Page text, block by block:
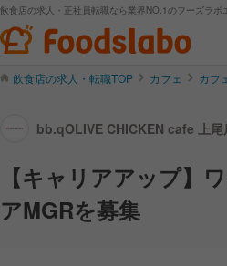
飲食店の求人・正社員転職なら業界NO.1のフーズラボ
飲食店の求人・転職TOP カフェ カフ
bb.qOLIVE CHICKEN cafe 上
【キャリアアップ】
アMGRを募集